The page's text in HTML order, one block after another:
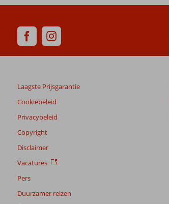
Laagste Prijsgarantie
Cookiebeleid
Privacybeleid
Copyright
Disclaimer
Vacatures
Pers
Duurzamer reizen